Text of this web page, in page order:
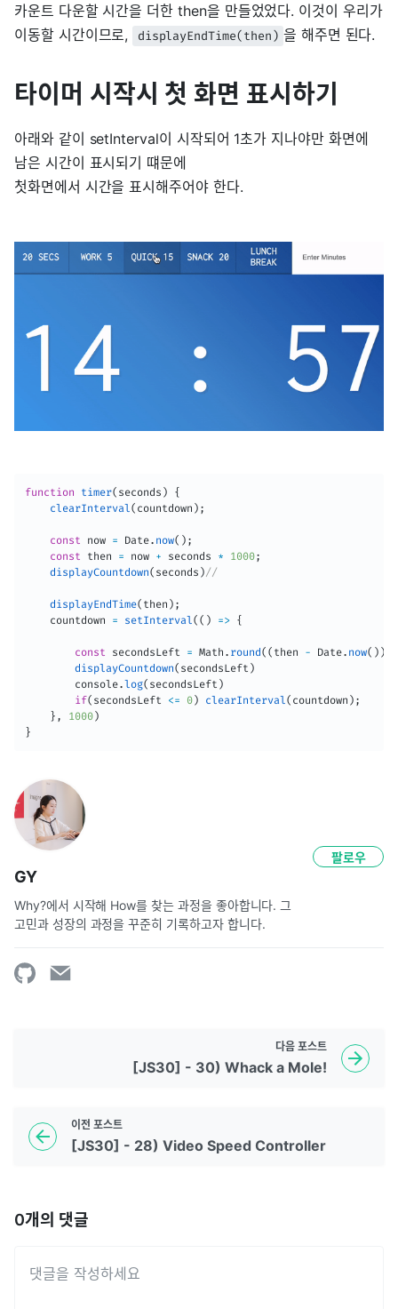
카운트 다운할 시간을 더한 then을 만들었었다. 이것이 우리가
이동할 시간이므로,
displayEndTime(then) 을 해주면 된다.
타이머 시작시 첫 화면 표시하기
아래와 같이 setInterval이 시작되어 1초가 지나야만 화면에
남은 시간이 표시되기 떄문에
첫화면에서 시간을 표시해주어야 한다.
function timer( seconds )
{
clearInterval( countdown ) ;
const now = Date. now( ) ;
const then = now + seconds * 1000;
displayCountdown( seconds )//
displayEndTime( then ) ;
    countdown
= setInterval( ( ) => {
const secondsLeft = Math . round ( ( then - Date. now( ) )
displayCountdown( secondsLeft )
        console
.log( secondsLeft )
if( secondsLeft <= 0 ) clearInterval( countdown ) ;
} , 1000 )
}
GY
Why?에서 시작해 How를 찾는 과정을 좋아합니다. 그
고민과 성장의 과정을 꾸준히 기록하고자 합니다.
팔로우
이전 포스트
[JS30] - 28) Video Speed Controller
다음 포스트
[JS30] - 30) Whack a Mole!
0개의 댓글